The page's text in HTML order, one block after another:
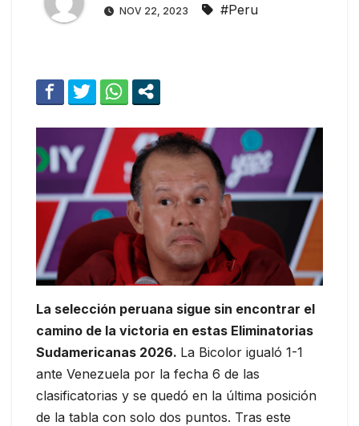
NOV 22, 2023 #Peru
La selección peruana sigue sin encontrar el
camino de la victoria en estas Eliminatorias
Sudamericanas 2026. La Bicolor igualó 1-1
ante Venezuela por la fecha 6 de las
clasificatorias y se quedó en la última posición
de la tabla con solo dos puntos. Tras este